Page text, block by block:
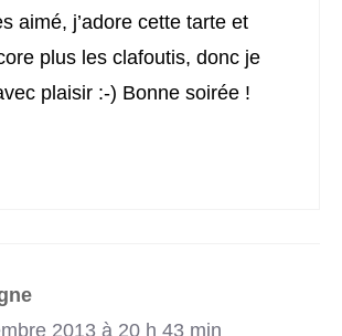
aimé, j’adore cette tarte et
plus les clafoutis, donc je
plaisir :-) Bonne soirée !
2013 à 20 h 43 min